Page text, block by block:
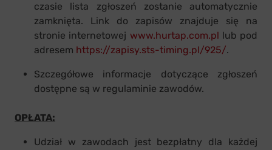
czasie lista zgłoszeń zostanie automatycznie
zamknięta. Link do zapisów znajduje się na
stronie internetowej www.hurtap.com.pl lub pod
adresem https://zapisy.sts-timing.pl/925/.
Szczegółowe informacje dotyczące zgłoszeń
dostępne są w regulaminie zawodów.
OPŁATA:
Udział w zawodach jest bezpłatny dla każdej